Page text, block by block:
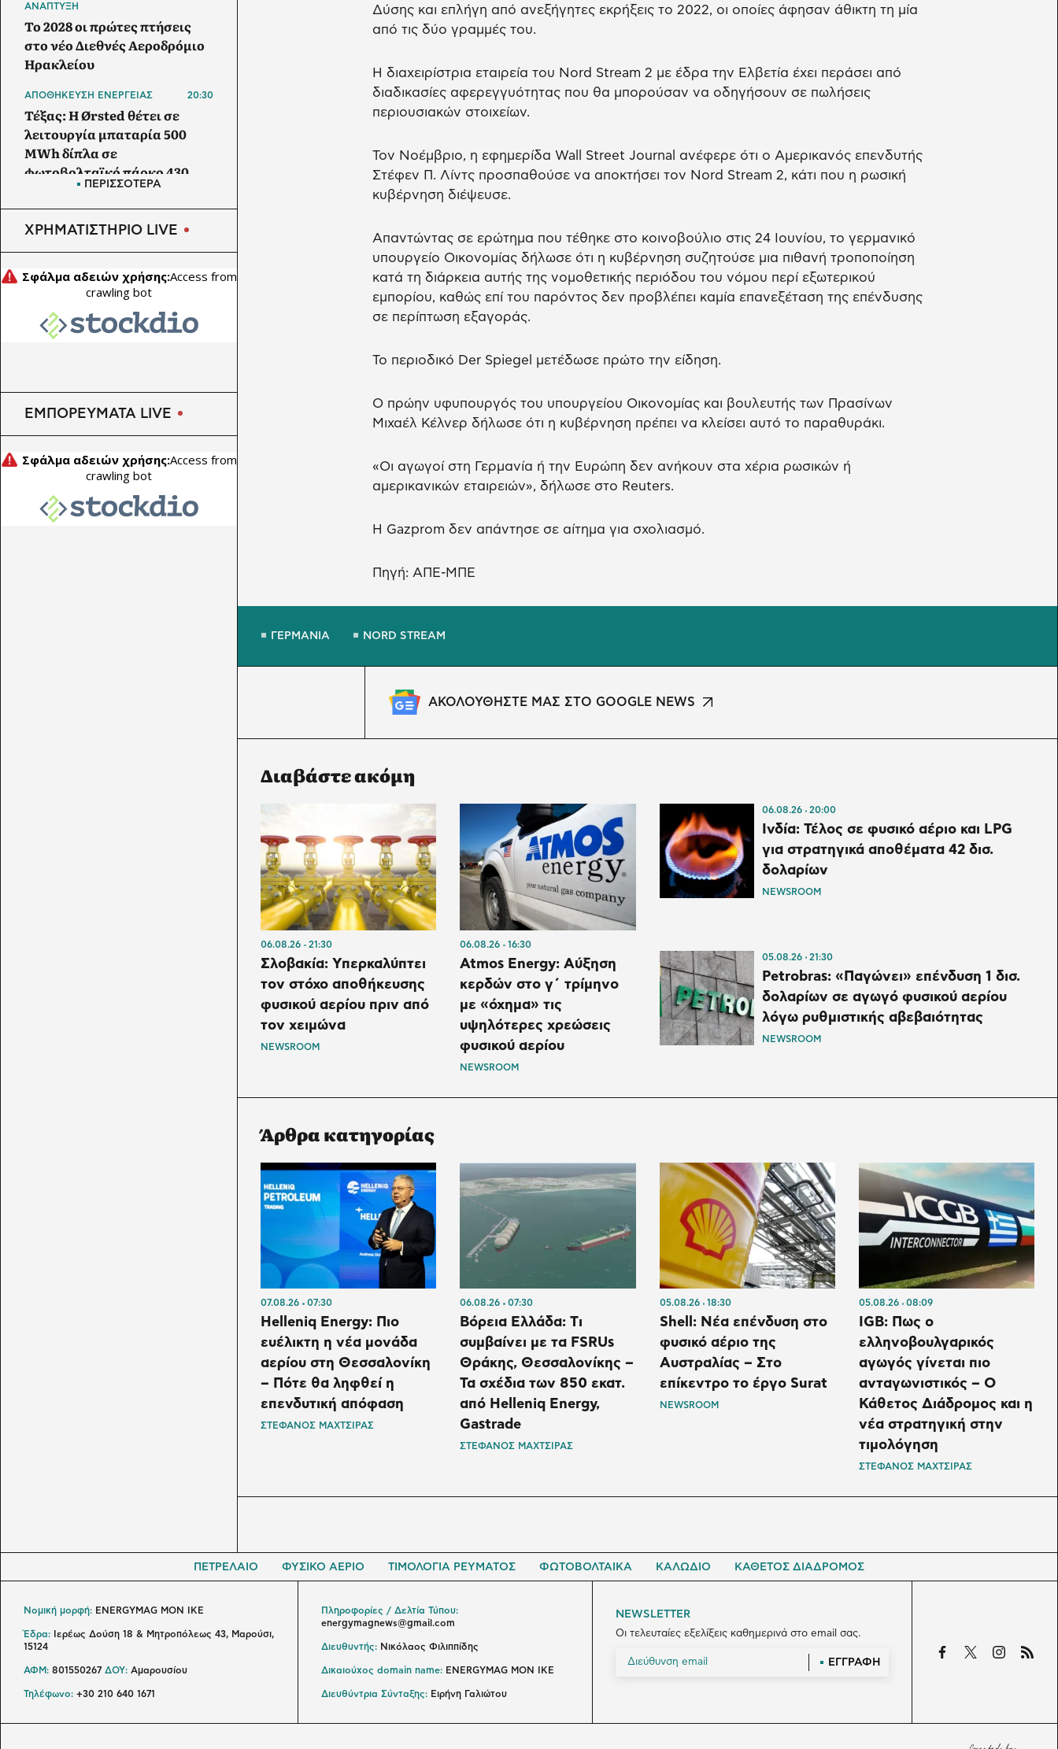
Δύσης και επλήγη από ανεξήγητες εκρήξεις το 2022, οι οποίες άφησαν άθικτη τη μία
από τις δύο γραμμές του.
Η διαχειρίστρια εταιρεία του Nord Stream 2 με έδρα την Ελβετία έχει περάσει από
διαδικασίες αφερεγγυότητας που θα μπορούσαν να οδηγήσουν σε πωλήσεις
περιουσιακών στοιχείων.
Τον Νοέμβριο, η εφημερίδα Wall Street Journal ανέφερε ότι ο Αμερικανός επενδυτής
Στέφεν Π. Λίντς προσπαθούσε να αποκτήσει τον Nord Stream 2, κάτι που η ρωσική
κυβέρνηση διέψευσε.
Απαντώντας σε ερώτημα που τέθηκε στο κοινοβούλιο στις 24 Ιουνίου, το γερμανικό
υπουργείο Οικονομίας δήλωσε ότι η κυβέρνηση συζητούσε μια πιθανή τροποποίηση
κατά τη διάρκεια αυτής της νομοθετικής περιόδου του νόμου περί εξωτερικού
εμπορίου, καθώς επί του παρόντος δεν προβλέπει καμία επανεξέταση της επένδυσης
σε περίπτωση εξαγοράς.
Το περιοδικό Der Spiegel μετέδωσε πρώτο την είδηση.
Ο πρώην υφυπουργός του υπουργείου Οικονομίας και βουλευτής των Πρασίνων
Μιχαέλ Κέλνερ δήλωσε ότι η κυβέρνηση πρέπει να κλείσει αυτό το παραθυράκι.
«Οι αγωγοί στη Γερμανία ή την Ευρώπη δεν ανήκουν στα χέρια ρωσικών ή
αμερικανικών εταιρειών», δήλωσε στο Reuters.
Η Gazprom δεν απάντησε σε αίτημα για σχολιασμό.
Πηγή: ΑΠΕ-ΜΠΕ
ΓΕΡΜΑΝΙΑ NORD STREAM
ΑΚΟΛΟΥΘΗΣΤΕ ΜΑΣ ΣΤΟ GOOGLE NEWS
Διαβάστε ακόμη
06.08.26 21:30
Σλοβακία: Υπερκαλύπτει
τον στόχο αποθήκευσης
φυσικού αερίου πριν από
τον χειμώνα
NEWSROOM
06.08.26 16:30
Atmos Energy: Αύξηση
κερδών στο γ΄ τρίμηνο
με «όχημα» τις
υψηλότερες χρεώσεις
φυσικού αερίου
NEWSROOM
06.08.26 20:00
Ινδία: Τέλος σε φυσικό αέριο και LPG
για στρατηγικά αποθέματα 42 δισ.
δολαρίων
NEWSROOM
05.08.26 21:30
Petrobras: «Παγώνει» επένδυση 1 δισ.
δολαρίων σε αγωγό φυσικού αερίου
λόγω ρυθμιστικής αβεβαιότητας
NEWSROOM
Άρθρα κατηγορίας
07.08.26 07:30
Helleniq Energy: Πιο
ευέλικτη η νέα μονάδα
αερίου στη Θεσσαλονίκη
– Πότε θα ληφθεί η
επενδυτική απόφαση
ΣΤΕΦΑΝΟΣ ΜΑΧΤΣΙΡΑΣ
06.08.26 07:30
Βόρεια Ελλάδα: Tι
συμβαίνει με τα FSRUs
Θράκης, Θεσσαλονίκης –
Τα σχέδια των 850 εκατ.
από Helleniq Energy,
Gastrade
ΣΤΕΦΑΝΟΣ ΜΑΧΤΣΙΡΑΣ
05.08.26 18:30
Shell: Νέα επένδυση στο
φυσικό αέριο της
Αυστραλίας – Στο
επίκεντρο το έργο Surat
NEWSROOM
05.08.26 08:09
IGB: Πως ο
ελληνοβουλγαρικός
αγωγός γίνεται πιο
ανταγωνιστικός – Ο
Κάθετος Διάδρομος και η
νέα στρατηγική στην
τιμολόγηση
ΣΤΕΦΑΝΟΣ ΜΑΧΤΣΙΡΑΣ
ΑΝΑΠΤΥΞΗ
Το 2028 οι πρώτες πτήσεις
στο νέο Διεθνές Αεροδρόμιο
Ηρακλείου
ΑΠΟΘΗΚΕΥΣΗ ΕΝΕΡΓΕΙΑΣ 20:30
Τέξας: Η Ørsted θέτει σε
λειτουργία μπαταρία 500
MWh δίπλα σε
φωτοβολταϊκό πάρκο 430
επιζωοτίες - 12,5 εκατ. ευρώ
επί πλέον στις 13
Περιφέρειες για μέτρα
βιοασφάλειας
ΠΕΡΙΣΣΟΤΕΡΑ
ΧΡΗΜΑΤΙΣΤΗΡΙΟ LIVE
ΕΜΠΟΡΕΥΜΑΤΑ LIVE
ΠΕΤΡΕΛΑΙΟ ΦΥΣΙΚΟ ΑΕΡΙΟ ΤΙΜΟΛΟΓΙΑ ΡΕΥΜΑΤΟΣ ΦΩΤΟΒΟΛΤΑΙΚΑ ΚΑΛΩΔΙΟ ΚΑΘΕΤΟΣ ΔΙΑΔΡΟΜΟΣ
NEWSLETTER
Οι τελευταίες εξελίξεις καθημερινά στο email σας.
ΕΓΓΡΑΦΗ
Νομική μορφή: ENERGYMAG MON IKE
Έδρα: Ιερέως Δούση 18 & Μητροπόλεως 43, Μαρούσι,
15124
ΑΦΜ: 801550267 ΔΟΥ: Αμαρουσίου
Τηλέφωνο: +30 210 640 1671
Πληροφορίες / Δελτία Τύπου:
energymagnews@gmail.com
Διευθυντής: Νικόλαος Φιλιππίδης
Δικαιούχος domain name: ENERGYMAG ΜΟΝ ΙΚΕ
Διευθύντρια Σύνταξης: Ειρήνη Γαλιώτου